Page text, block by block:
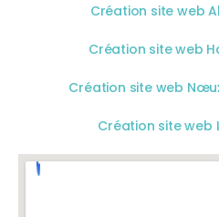
Création site web
Création site web
Création site web
Création site web